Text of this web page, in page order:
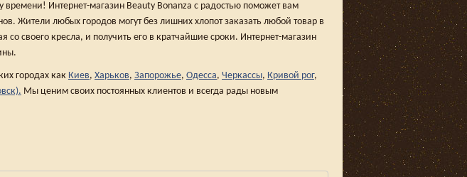
времени! Интернет-магазин Beauty Bonanza с радостью поможет вам
Жители любых городов могут без лишних хлопот заказать любой товар в
со своего кресла, и получить его в кратчайшие сроки. Интернет-магазин
городах как Киев, Харьков, Запорожье, Одесса, Черкассы, Кривой рог,
Мы ценим своих постоянных клиентов и всегда рады новым